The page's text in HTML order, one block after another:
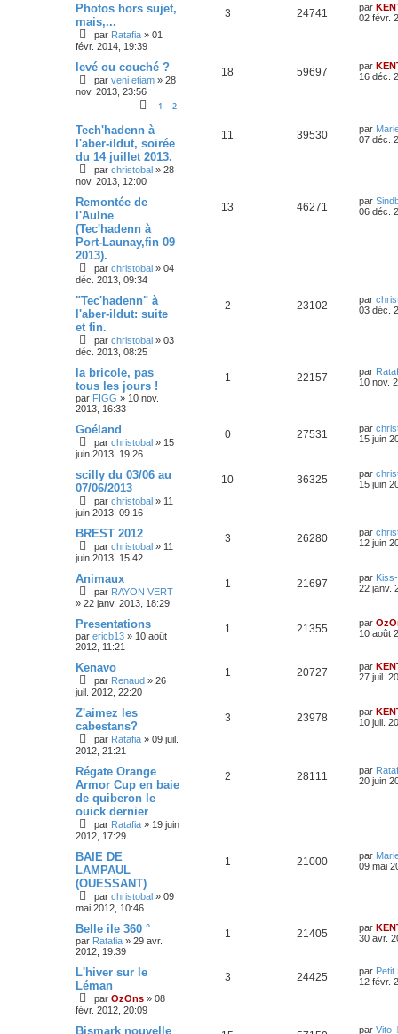
Photos hors sujet,
mais,...
par Ratafia » 01
févr. 2014, 19:39
3 24741 par
02 févr.
levé ou couché ?
par veni etiam » 28
nov. 2013, 23:56
1 2
18 59697 par
16 déc.
Tech'hadenn à
l'aber-ildut, soirée
du 14 juillet 2013.
par christobal » 28
nov. 2013, 12:00
11 39530 par
07 déc.
Remontée de
l'Aulne
(Tec'hadenn à
Port-Launay,fin 09
2013).
par christobal » 04
déc. 2013, 09:34
13 46271 par
06 déc.
"Tec'hadenn" à
l'aber-ildut: suite
et fin.
par christobal » 03
déc. 2013, 08:25
2 23102 par
03 déc.
la bricole, pas
tous les jours !
par FIGG » 10 nov.
2013, 16:33
1 22157 par
10 nov.
Goéland
par christobal » 15
juin 2013, 19:26
0 27531 par
15 juin
scilly du 03/06 au
07/06/2013
par christobal » 11
juin 2013, 09:16
10 36325 par
15 juin
BREST 2012
par christobal » 11
juin 2013, 15:42
3 26280 par
12 juin
Animaux
par RAYON VERT
» 22 janv. 2013, 18:29
1 21697 par
22 janv.
Presentations
par ericb13 » 10 août
2012, 11:21
1 21355 par
10 août
Kenavo
par Renaud » 26
juil. 2012, 22:20
1 20727 par
27 juil.
Z'aimez les
cabestans?
par Ratafia » 09 juil.
2012, 21:21
3 23978 par
10 juil.
Régate Orange
Armor Cup en baie
de quiberon le
ouick dernier
par Ratafia » 19 juin
2012, 17:29
2 28111 par
20 juin
BAIE DE
LAMPAUL
(OUESSANT)
par christobal » 09
mai 2012, 10:46
1 21000 par
09 mai
Belle ile 360 °
par Ratafia » 29 avr.
2012, 19:39
1 21405 par
30 avr.
L'hiver sur le
Léman
par OzOns » 08
févr. 2012, 20:09
3 24425 par Petit
12 févr.
Bismark nouvelle par Vito